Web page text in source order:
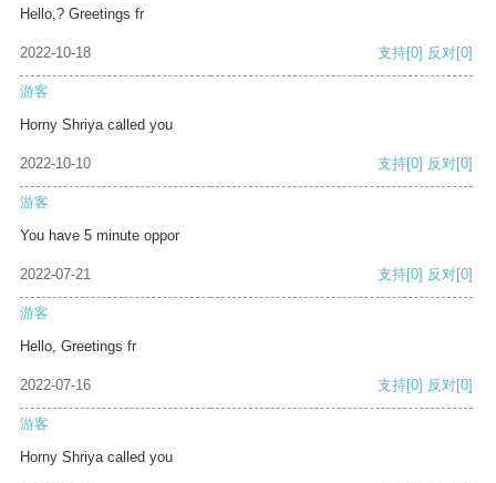
Hello,? Greetings fr
2022-10-18 支持[0] 反对[0]
游客
Horny Shriya called you
2022-10-10 支持[0] 反对[0]
游客
You have 5 minute oppor
2022-07-21 支持[0] 反对[0]
游客
Hello, Greetings fr
2022-07-16 支持[0] 反对[0]
游客
Horny Shriya called you